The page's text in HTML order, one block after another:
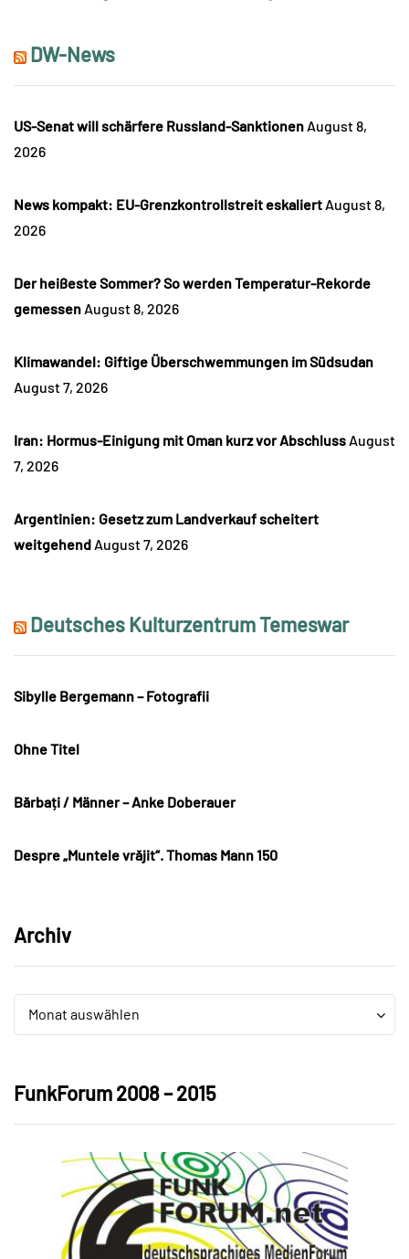
DW-News
US-Senat will schärfere Russland-Sanktionen August 8,
2026
News kompakt: EU-Grenzkontrollstreit eskaliert August 8,
2026
Der heißeste Sommer? So werden Temperatur-Rekorde
gemessen August 8, 2026
Klimawandel: Giftige Überschwemmungen im Südsudan
August 7, 2026
Iran: Hormus-Einigung mit Oman kurz vor Abschluss August
7, 2026
Argentinien: Gesetz zum Landverkauf scheitert
weitgehend August 7, 2026
Deutsches Kulturzentrum Temeswar
Sibylle Bergemann – Fotografii
Ohne Titel
Bărbați / Männer – Anke Doberauer
Despre „Muntele vrăjit“. Thomas Mann 150
Archiv
Archiv
Monat auswählen
Archiv
FunkForum 2008 – 2015